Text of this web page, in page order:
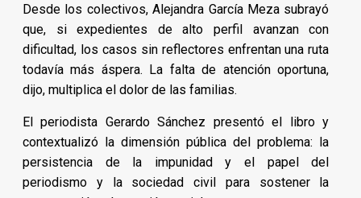
Desde los colectivos, Alejandra García Meza subrayó
que, si expedientes de alto perfil avanzan con
dificultad, los casos sin reflectores enfrentan una ruta
todavía más áspera. La falta de atención oportuna,
dijo, multiplica el dolor de las familias.
El periodista Gerardo Sánchez presentó el libro y
contextualizó la dimensión pública del problema: la
persistencia de la impunidad y el papel del
periodismo y la sociedad civil para sostener la